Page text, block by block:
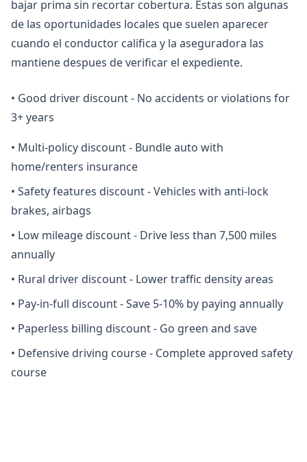
bajar prima sin recortar cobertura. Estas son algunas
de las oportunidades locales que suelen aparecer
cuando el conductor califica y la aseguradora las
mantiene despues de verificar el expediente.
• Good driver discount - No accidents or violations for
3+ years
• Multi-policy discount - Bundle auto with
home/renters insurance
• Safety features discount - Vehicles with anti-lock
brakes, airbags
• Low mileage discount - Drive less than 7,500 miles
annually
• Rural driver discount - Lower traffic density areas
• Pay-in-full discount - Save 5-10% by paying annually
• Paperless billing discount - Go green and save
• Defensive driving course - Complete approved safety
course